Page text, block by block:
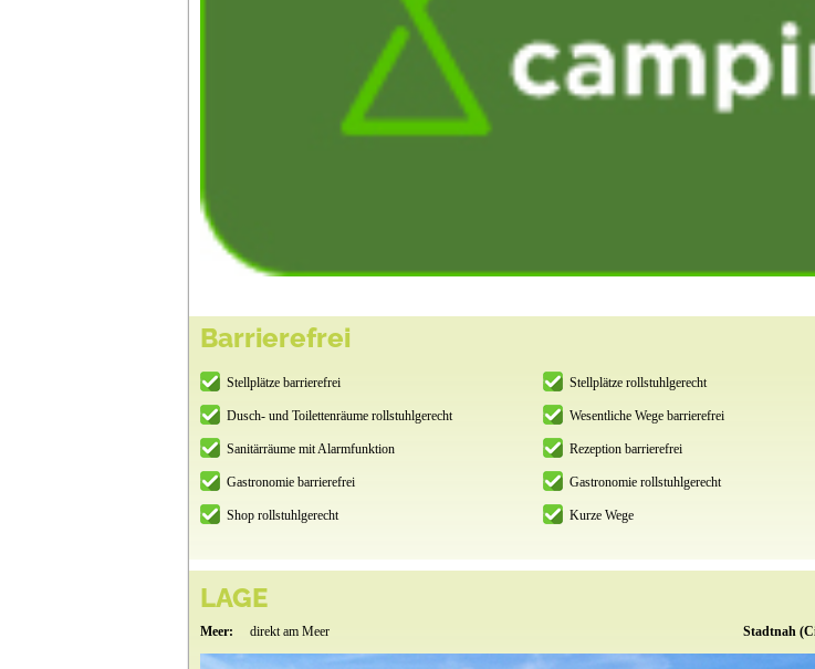
Barrierefrei
Stellplätze barrierefrei Stellplätze rollstuhlgerecht
Dusch- und Toilettenräume rollstuhlgerecht Wesentliche Wege barrierefrei
Sanitärräume mit Alarmfunktion Rezeption barrierefrei
Gastronomie barrierefrei Gastronomie rollstuhlgerecht
Shop rollstuhlgerecht Kurze Wege
LAGE
Meer: direkt am Meer Stadtnah